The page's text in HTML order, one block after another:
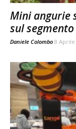
Mini angurie
sul
Daniele Colombo 8 Aprile